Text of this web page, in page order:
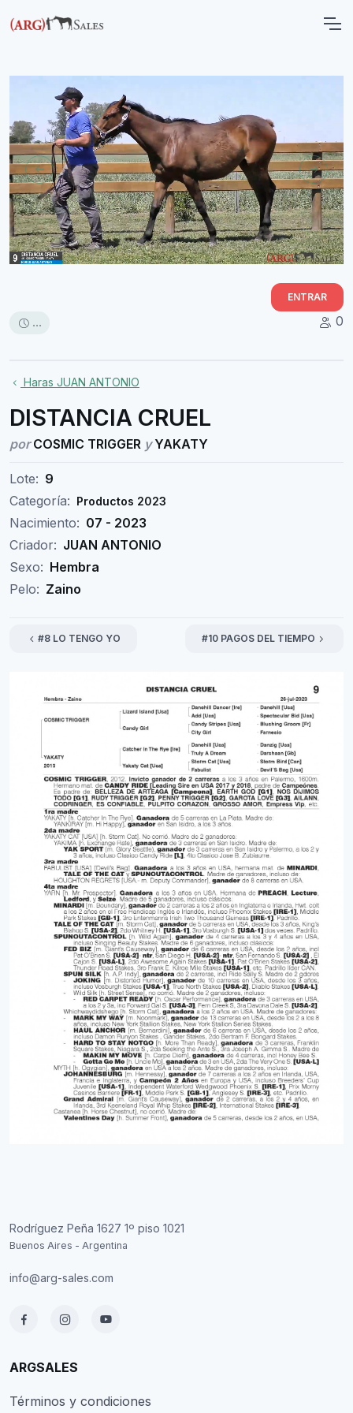
ENTRAR
... 0
Haras JUAN ANTONIO
DISTANCIA CRUEL
porCOSMIC TRIGGER yYAKATY
Lote: 9
Categoría: Productos 2023
Nacimiento: 07 - 2023
Criador: JUAN ANTONIO
Sexo: Hembra
Pelo: Zaino
#8 LO TENGO YO #10 PAGOS DEL TIEMPO
Rodríguez Peña 1627 1º piso 1021
Buenos Aires - Argentina
info@arg-sales.com
ARGSALES
Términos y condiciones